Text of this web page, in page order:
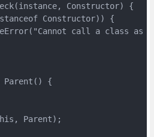
Constructor) {
Constructor)) {
call a class as
Parent() {
Parent);